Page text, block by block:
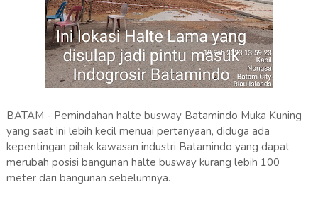
BATAM - Pemindahan halte busway Batamindo Muka Kuning
yang saat ini lebih kecil menuai pertanyaan, diduga ada
kepentingan pihak kawasan industri Batamindo yang dapat
merubah posisi bangunan halte busway kurang lebih 100
meter dari bangunan sebelumnya.